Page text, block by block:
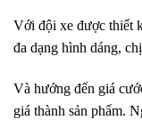
Với đội xe được thiết
đa dạng hình dáng,
Và hướng đến giá
giá thành sản phẩm.